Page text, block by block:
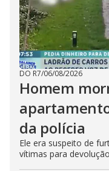
DO R7/06/08/2026
Homem
da polícia
Ele era suspeito de
vítimas para